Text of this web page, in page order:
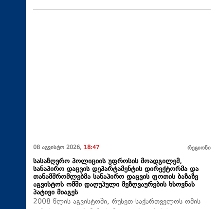
08 აგვისტო 2026, 18:47 რეგიონი
სასაზღვრო პოლიციის უფროსის მოადგილემ,
სანაპირო დაცვის დეპარტამენტის დირექტორმა და
თანამშრომლებმა სანაპირო დაცვის ფოთის ბაზაზე
აგვისტოს ომში დაღუპული მეზღვაურების ხსოვნას
პატივი მიაგეს
2008 წლის აგვისტოში, რუსეთ-საქართველოს ომის